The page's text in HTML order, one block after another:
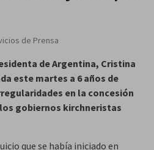
de Prensa
de Argentina, Cristina
este martes a 6 años de
en la concesión
gobiernos kirchneristas
que se había iniciado en